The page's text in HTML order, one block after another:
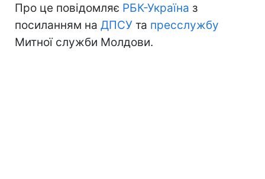
Про це повідомляє РБК-Україна з
посиланням на ДПСУ та пресслужбу
Митної служби Молдови.